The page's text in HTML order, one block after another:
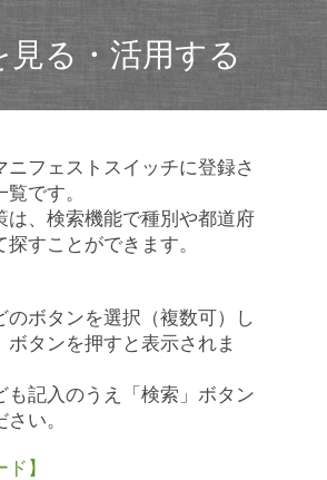
見る・活用する
ニフェストスイッチに登録さ
です。
は、検索機能で種別や都道府
すことができます。
のボタンを選択（複数可）し
ボタンを押すと表示されま
も記入のうえ「検索」ボタン
い。
】